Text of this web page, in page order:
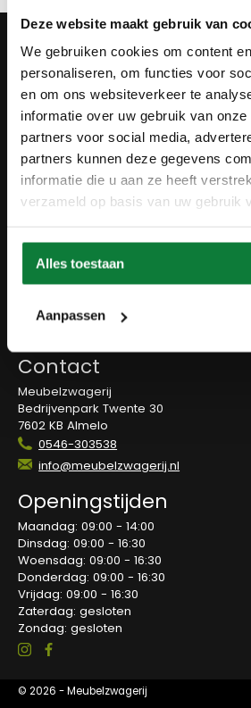
Deze website maakt gebruik van
We gebruiken cookies om content
personaliseren, om functies voor
en om ons websiteverkeer te
informatie over uw gebruik van
partners voor social media,
partners kunnen deze gegevens
informatie die u aan ze heeft
verzameld op basis van uw gebruik
Alles toestaan
Aanpassen
Producten
Tafels
Wanddecoratie
Tv-meubels
Accessoires
Onderstellen
Olie en onderhoud
Over ons
Wie zijn wij?
Ons materiaal
Duurzaamheid
Betaalmethodes
Overeenkomst herroepen
Contact
Meubelzwagerij
Bedrijvenpark Twente 30
7602 KB Almelo
0546-303538
info@meubelzwagerij.nl
Openingstijden
Maandag: 09:00 - 14:00
Dinsdag: 09:00 - 16:30
Woensdag: 09:00 - 16:30
Donderdag: 09:00 - 16:30
Vrijdag: 09:00 - 16:30
Zaterdag: gesloten
Zondag: gesloten
© 2026 - Meubelzwagerij